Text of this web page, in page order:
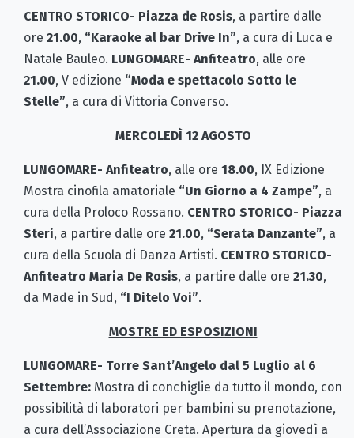
CENTRO STORICO- Piazza de Rosis, a partire dalle
ore 21.00, “Karaoke al bar Drive In”, a cura di Luca e
Natale Bauleo. LUNGOMARE- Anfiteatro, alle ore
21.00, V edizione “Moda e spettacolo Sotto le
Stelle”, a cura di Vittoria Converso.
MERCOLEDÌ 12 AGOSTO
LUNGOMARE- Anfiteatro, alle ore 18.00, IX Edizione
Mostra cinofila amatoriale “Un Giorno a 4 Zampe”, a
cura della Proloco Rossano. CENTRO STORICO- Piazza
Steri, a partire dalle ore 21.00, “Serata Danzante”, a
cura della Scuola di Danza Artisti. CENTRO STORICO-
Anfiteatro Maria De Rosis, a partire dalle ore 21.30,
da Made in Sud, “I Ditelo Voi”.
MOSTRE ED ESPOSIZIONI
LUNGOMARE- Torre Sant’Angelo dal 5 Luglio al 6
Settembre: Mostra di conchiglie da tutto il mondo, con
possibilità di laboratori per bambini su prenotazione,
a cura dell’Associazione Creta. Apertura da giovedì a